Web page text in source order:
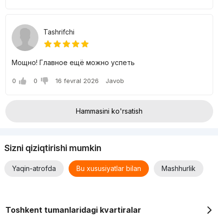
Tashrifchi
Мощно! Главное ещё можно успеть
0 0 16 fevral 2026 Javob
Hammasini ko'rsatish
Sizni qiziqtirishi mumkin
Yaqin-atrofda Bu xususiyatlar bilan Mashhurlik
Toshkent tumanlaridagi kvartiralar